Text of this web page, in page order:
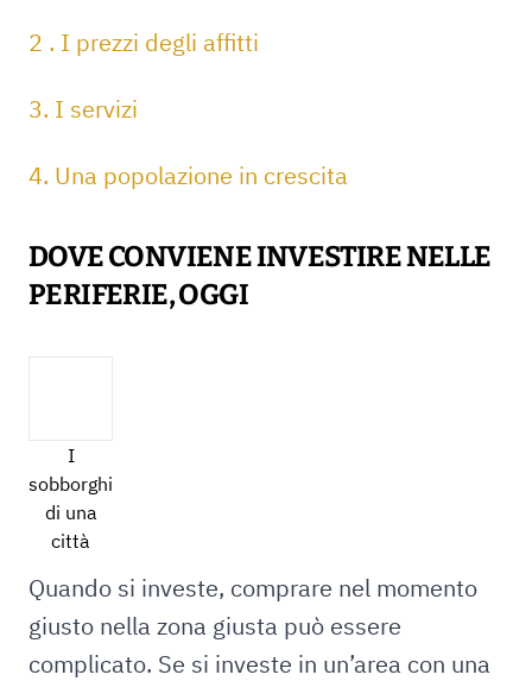
2 . I prezzi degli affitti
3. I servizi
4. Una popolazione in crescita
DOVE CONVIENE INVESTIRE NELLE
PERIFERIE, OGGI
I
sobborghi
di una
città
Quando si investe, comprare nel momento
giusto nella zona giusta può essere
complicato. Se si investe in un’area con una